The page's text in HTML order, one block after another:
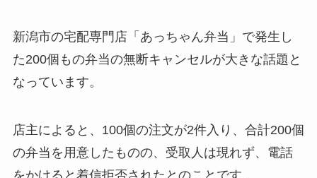
新潟市の宅配専門店「あっちゃん弁当」で発生し
た200個もの弁当の無断キャンセルが大きな話題と
なっています。
店主によると、100個の注文が2件入り、合計200個
の弁当を用意したものの、受取人は現れず、電話